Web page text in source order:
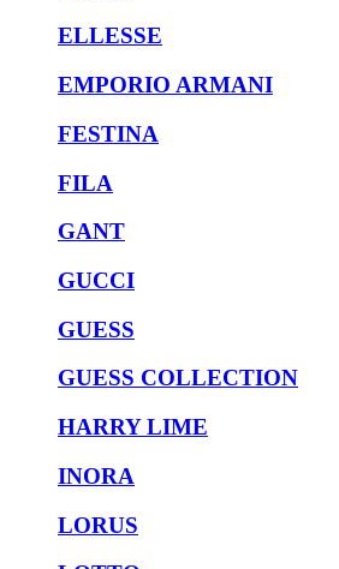
ELLESSE
EMPORIO ARMANI
FESTINA
FILA
GANT
GUCCI
GUESS
GUESS COLLECTION
HARRY LIME
INORA
LORUS